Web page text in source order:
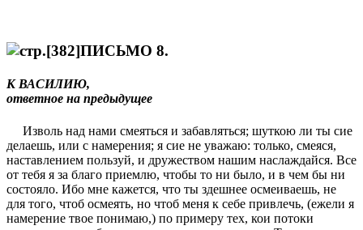
ПИСЬМО 8.
К ВАСИЛИЮ,
отвeтное на предыдущее
Изволь над нами смeяться и забавляться; шуткою ли ты сие
дeлаешь, или с намeрения; я сие не уважаю: только, смeяся,
наставлением пользуй, и дружеством нашим наслаждайся. Все
от тебя я за благо приемлю, чтобы то ни было, и в чем бы ни
состояло. Ибо мнe кажется, что ты здeшнее осмeиваешь, не
для того, чтоб осмeять, но чтоб меня к себe привлечь, (ежели я
намeрение твое понимаю,) по примeру тeх, кои потоки